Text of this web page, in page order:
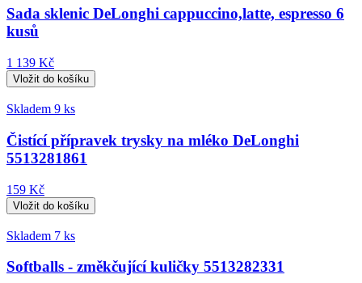
Sada sklenic DeLonghi cappuccino,latte, espresso 6
kusů
1 139 Kč
Skladem 9 ks
Čistící přípravek trysky na mléko DeLonghi
5513281861
159 Kč
Skladem 7 ks
Softballs - změkčující kuličky 5513282331